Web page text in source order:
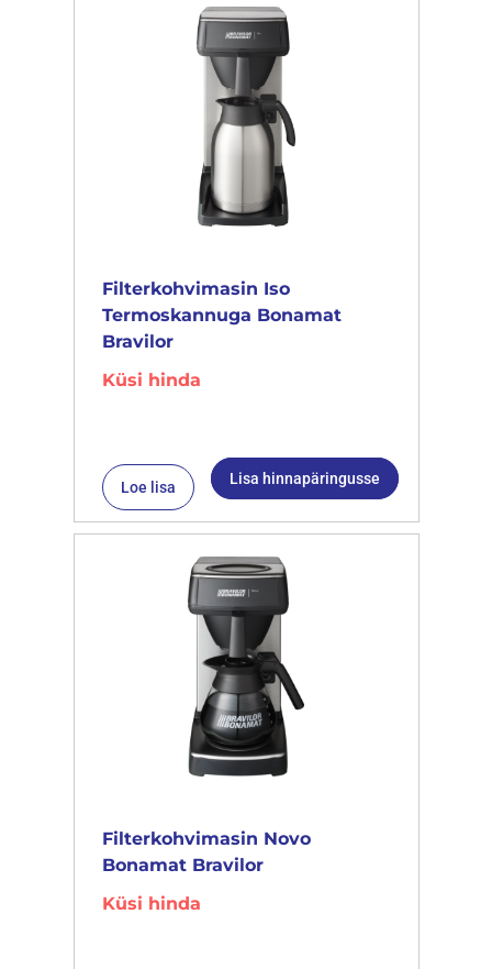
Filterkohvimasin Iso
Termoskannuga Bonamat
Bravilor
Küsi hinda
Loe lisa Lisa hinnapäringusse
Filterkohvimasin Novo
Bonamat Bravilor
Küsi hinda